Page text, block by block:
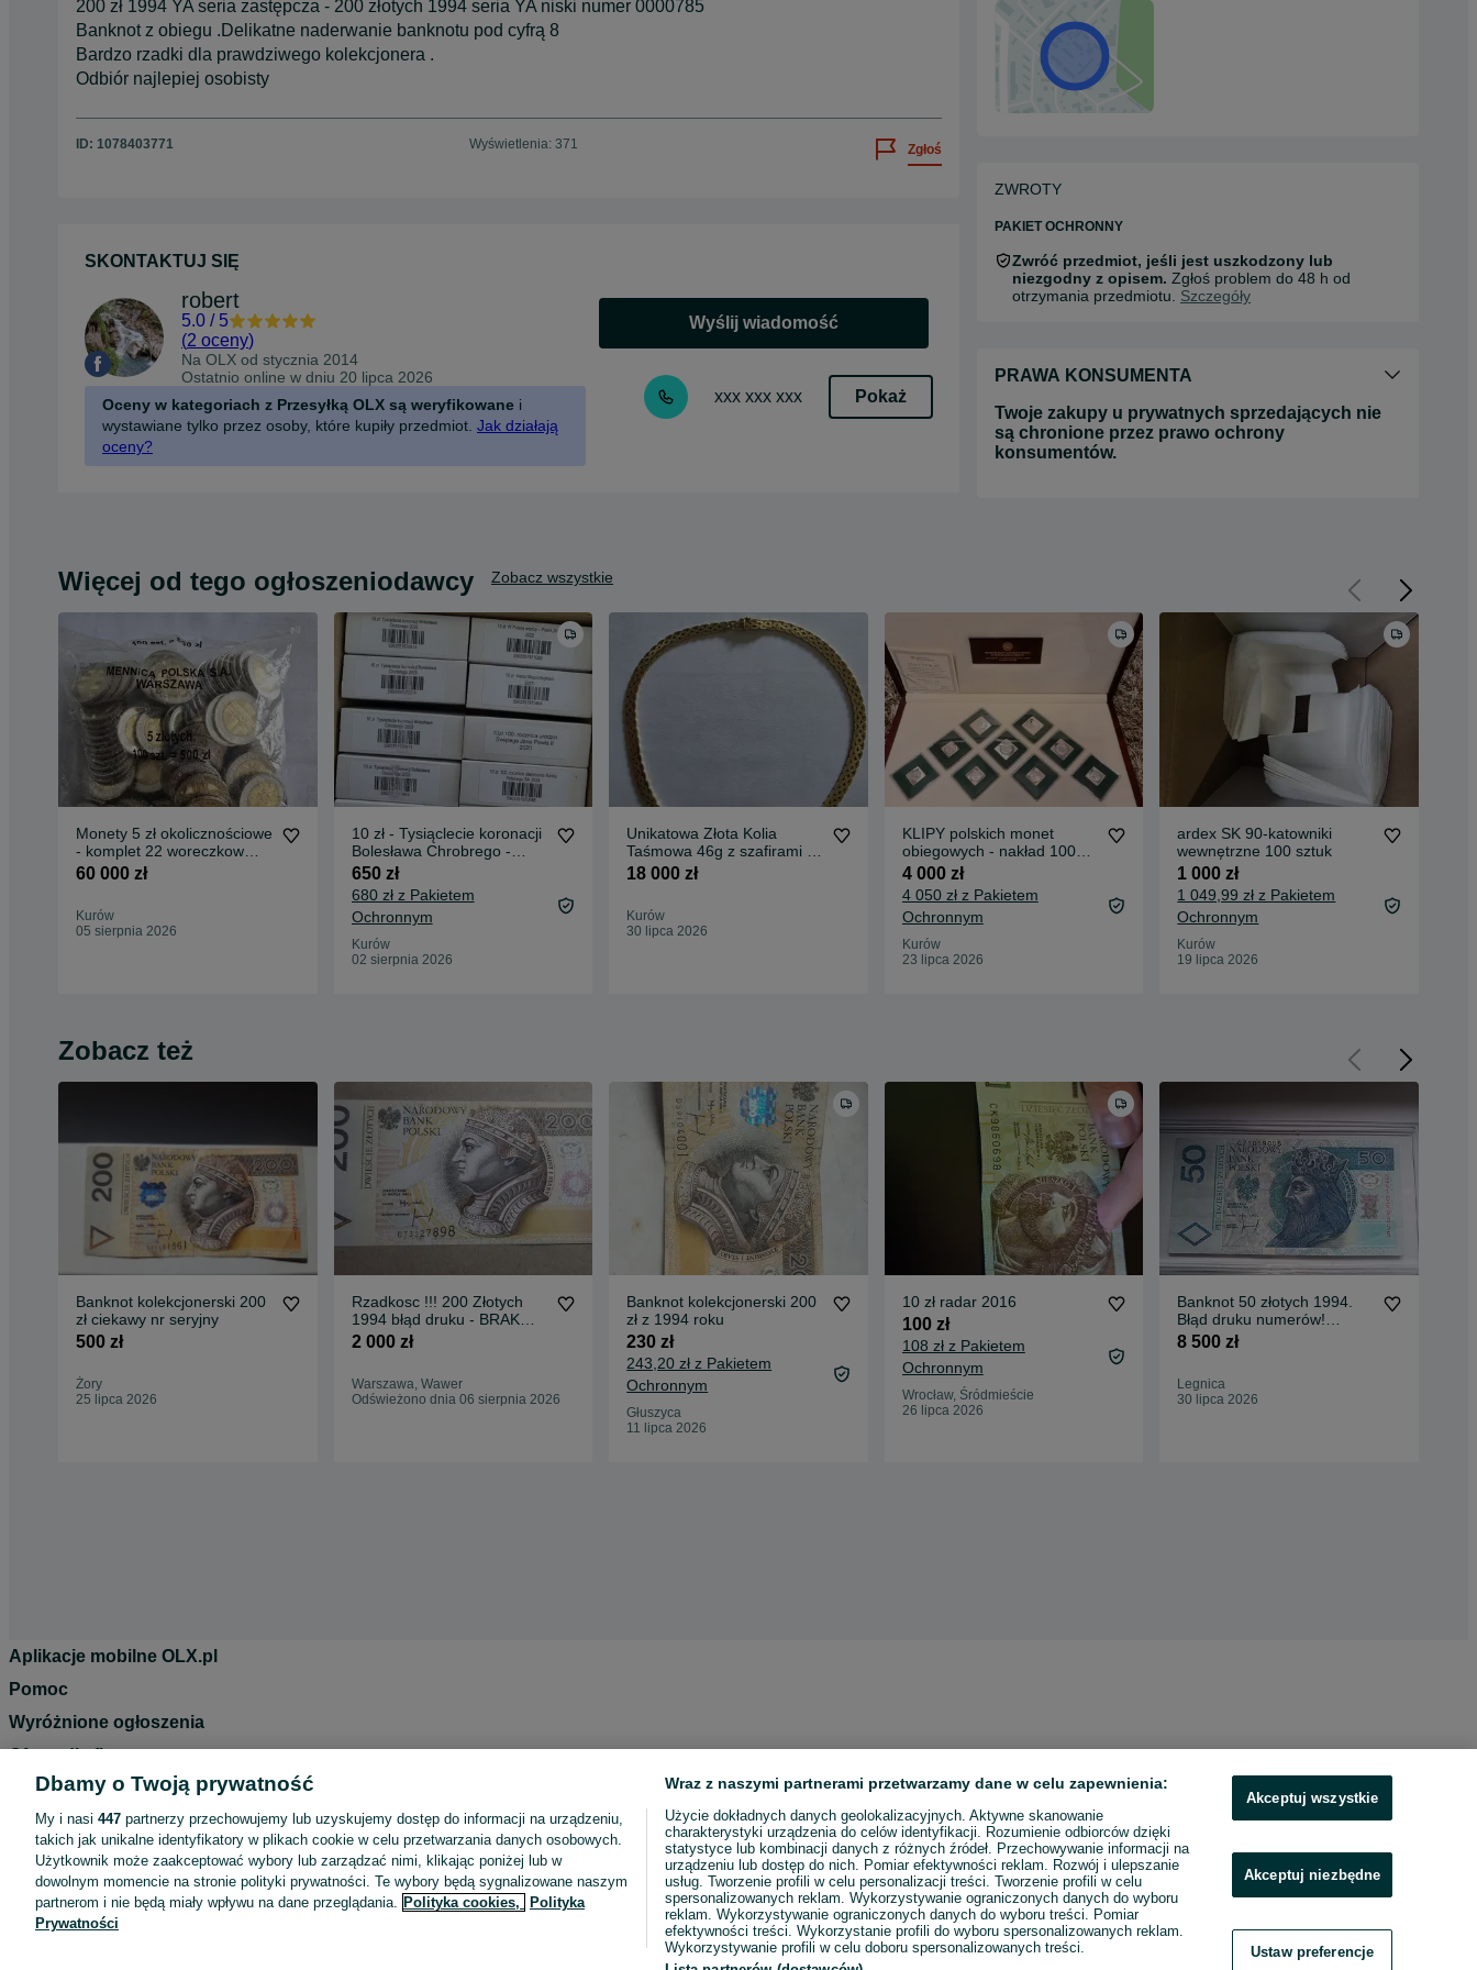
200 zł 1994 YA seria zastępcza - 200 złotych 1994 seria YA niski numer 0000785
Banknot z obiegu .Delikatne naderwanie banknotu pod cyfrą 8
Bardzo rzadki dla prawdziwego kolekcjonera .
Odbiór najlepiej osobisty
ID: 1078403771 Wyświetlenia: 371 Zgłoś
SKONTAKTUJ SIĘ
robert
5.0 / 5
(2 oceny)
Na OLX od stycznia 2014
Ostatnio online w dniu 20 lipca 2026
Oceny w kategoriach z Przesyłką OLX są weryfikowane i
wystawiane tylko przez osoby, które kupiły przedmiot. Jak działają
oceny?
Wyślij wiadomość
xxx xxx xxx Pokaż
ZWROTY
PAKIET OCHRONNY
Zwróć przedmiot, jeśli jest uszkodzony lub
niezgodny z opisem. Zgłoś problem do 48 h od
otrzymania przedmiotu. Szczegóły
PRAWA KONSUMENTA
Twoje zakupy u prywatnych sprzedających nie
są chronione przez prawo ochrony
konsumentów.
Więcej od tego ogłoszeniodawcy Zobacz wszystkie
Monety 5 zł okolicznościowe
- komplet 22 woreczkow
menniczych
60 000 zł
Kurów
05 sierpnia 2026
10 zł - Tysiąclecie koronacji
Bolesława Chrobrego -
2025 rok
650 zł
680 zł z Pakietem
Ochronnym
Kurów
02 sierpnia 2026
Unikatowa Złota Kolia
Taśmowa 46g z szafirami –
Próba 585 (14K) Vintage
18 000 zł
Kurów
30 lipca 2026
KLIPY polskich monet
obiegowych - nakład 1000
sztuk
4 000 zł
4 050 zł z Pakietem
Ochronnym
Kurów
23 lipca 2026
ardex SK 90-katowniki
wewnętrzne 100 sztuk
1 000 zł
1 049,99 zł z Pakietem
Ochronnym
Kurów
19 lipca 2026
Zobacz też
Banknot kolekcjonerski 200
zł ciekawy nr seryjny
500 zł
Żory
25 lipca 2026
Rzadkosc !!! 200 Złotych
1994 błąd druku - BRAK
HOLOGRAMU
2 000 zł
Warszawa, Wawer
Odświeżono dnia 06 sierpnia 2026
Banknot kolekcjonerski 200
zł z 1994 roku
230 zł
243,20 zł z Pakietem
Ochronnym
Głuszyca
11 lipca 2026
10 zł radar 2016
100 zł
108 zł z Pakietem
Ochronnym
Wrocław, Śródmieście
26 lipca 2026
Banknot 50 złotych 1994.
Błąd druku numerów!
Destrukt. Unikat!
8 500 zł
Legnica
30 lipca 2026
Aplikacje mobilne OLX.pl
Pomoc
Wyróżnione ogłoszenia
Oferta dla firm
Blog
Regulamin
Polityka prywatności
Reklama
Informacja o realizowanej strategii podatkowej
Dbamy o Twoją prywatność
My i nasi 447 partnerzy przechowujemy lub uzyskujemy dostęp do informacji na urządzeniu,
takich jak unikalne identyfikatory w plikach cookie w celu przetwarzania danych osobowych.
Użytkownik może zaakceptować wybory lub zarządzać nimi, klikając poniżej lub w
dowolnym momencie na stronie polityki prywatności. Te wybory będą sygnalizowane naszym
partnerom i nie będą miały wpływu na dane przeglądania. Polityka cookies,
Polityka
Prywatności
Wraz z naszymi partnerami przetwarzamy dane w celu zapewnienia:
Użycie dokładnych danych geolokalizacyjnych. Aktywne skanowanie
charakterystyki urządzenia do celów identyfikacji. Rozumienie odbiorców dzięki
statystyce lub kombinacji danych z różnych źródeł. Przechowywanie informacji na
urządzeniu lub dostęp do nich. Pomiar efektywności reklam. Rozwój i ulepszanie
usług. Tworzenie profili w celu personalizacji treści. Tworzenie profili w celu
spersonalizowanych reklam. Wykorzystywanie ograniczonych danych do wyboru
reklam. Wykorzystywanie ograniczonych danych do wyboru treści. Pomiar
efektywności treści. Wykorzystanie profili do wyboru spersonalizowanych reklam.
Wykorzystywanie profili w celu doboru spersonalizowanych treści.
Akceptuj wszystkie
Akceptuj niezbędne
Ustaw preferencje